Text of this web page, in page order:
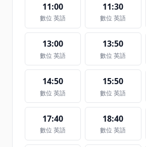
11:00
數位 英語
11:30
數位 英語
13:00
數位 英語
13:50
數位 英語
14:50
數位 英語
15:50
數位 英語
17:40
數位 英語
18:40
數位 英語